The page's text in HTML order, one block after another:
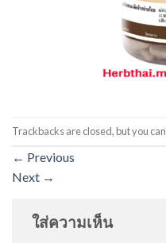
Trackbacks are closed, but you can
← Previous
Next →
ใส่ความเห็น